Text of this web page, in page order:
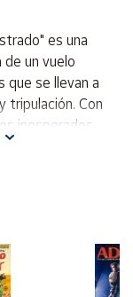
es una
un vuelo
que se llevan a
tripulación. Con
inesperados,
al